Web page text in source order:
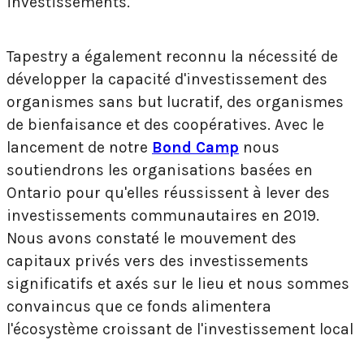
Tapestry a également reconnu la nécessité de
développer la capacité d'investissement des
organismes sans but lucratif, des organismes
de bienfaisance et des coopératives. Avec le
lancement de notre Bond Camp nous
soutiendrons les organisations basées en
Ontario pour qu'elles réussissent à lever des
investissements communautaires en 2019.
Nous avons constaté le mouvement des
capitaux privés vers des investissements
significatifs et axés sur le lieu et nous sommes
convaincus que ce fonds alimentera
l'écosystème croissant de l'investissement local